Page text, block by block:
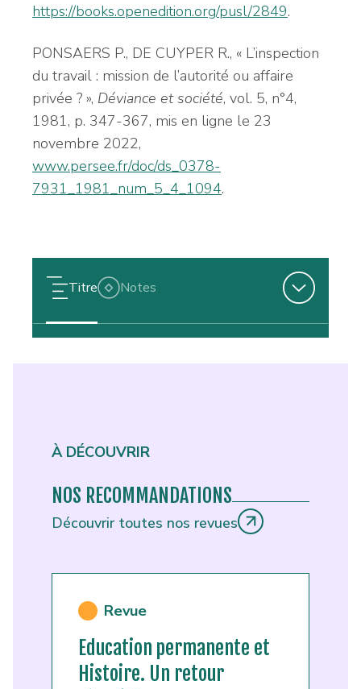
Titre Notes
https://books.openedition.org/pusl/2849.
PONSAERS P., DE CUYPER R., « L’inspection
du travail : mission de l’autorité ou affaire
privée ? », Déviance et société, vol. 5, n°4,
1981, p. 347-367, mis en ligne le 23
novembre 2022,
www.persee.fr/doc/ds_0378-
7931_1981_num_5_4_1094.
À DÉCOUVRIR
NOS RECOMMANDATIONS
Découvrir toutes nos revues
Revue
Education permanente et
Histoire. Un retour